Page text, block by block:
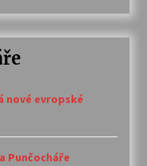
nové evropské
Punčocháře